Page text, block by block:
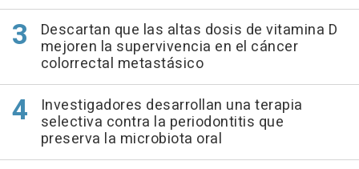
Descartan que las altas dosis de vitamina D
mejoren la supervivencia en el cáncer
colorrectal metastásico
Investigadores desarrollan una terapia
selectiva contra la periodontitis que
preserva la microbiota oral